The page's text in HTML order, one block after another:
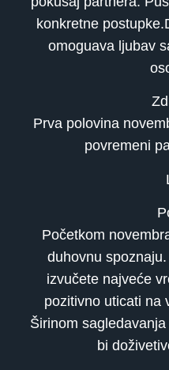
konkretne
omoguava ljubav
Prva polovina
povremeni
Početkom
duhovnu
izvučete najveće
pozitivno uticati na
Širinom
bi